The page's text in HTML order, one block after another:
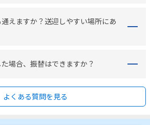
えますか？送迎しやすい場所にあ
場合、振替はできますか？
よくある質問を見る